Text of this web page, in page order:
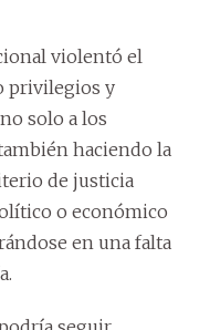
violentó el
privilegios y
solo a los
haciendo la
de justicia
o económico
en una falta